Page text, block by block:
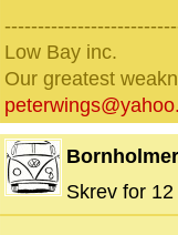
Low Bay inc.
Our greatest
Bornholmer
Skrev for